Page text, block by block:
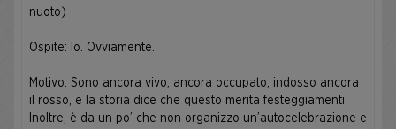
nuoto)
Ospite: Io. Ovviamente.
Motivo: Sono ancora vivo, ancora occupato, indosso ancora
il rosso, e la storia dice che questo merita festeggiamenti.
Inoltre, è da un po’ che non organizzo un’autocelebrazione e